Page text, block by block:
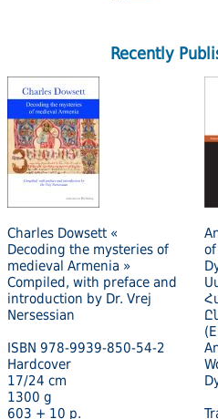
Recently
Charles Dowsett «
Decoding the mysteries of
medieval Armenia »
Compiled, with preface and
introduction by Dr. Vrej
Nersessian
ISBN 978-9939-850-54-2
Hardcover
17/24 cm
1300 g
603 + 10 p.